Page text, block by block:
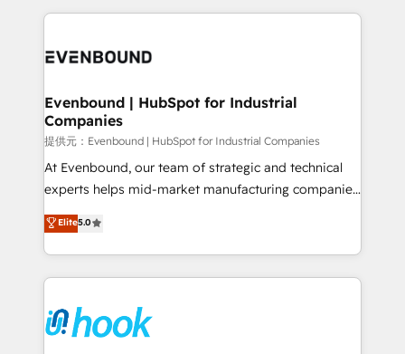
to accompany companies on their digital
to help you keep winning. What We Do ⚙️ CRM
Data & Content 📈 Sales & Marketing Alignment +
Agent Creation 🔄 Custom Integrations & Data
Migration Why 1406 We become part of your team.
Your team learns while we build. We fix what others
broke. Built for mid-market reality—practical
solutions that work with your actual headcount and
HubSpot partners 🔄 Top 5% globally in client
retention 📅 8+ years of consistent results since 2017
move beyond spreadsheets into unified systems
that drive real business results.
Evenbound | HubSpot for Industrial
Companies
提供元：Evenbound | HubSpot for Industrial Companies
At Evenbound, our team of strategic and technical
experts helps mid-market manufacturing companies
achieve real growth. We specialize in delivering
tailored solutions that drive results by leveraging
HubSpot’s platform and data to fuel success.
Technical Solutions: - HubSpot Technical Consulting -
Onboarding - Data Migration & Integrations -
Technical Audit & Optimization Strategic Solutions: -
Elite5.0